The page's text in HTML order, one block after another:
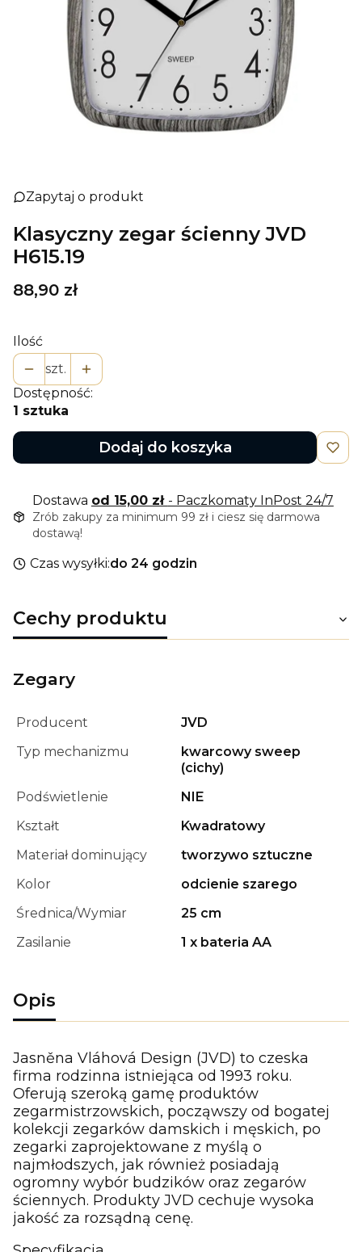
Zapytaj o produkt
Klasyczny zegar ścienny JVD
H615.19
Cena
88,90 zł
Ilość
szt.
Dostępność:
1 sztuka
Dodaj do koszyka
Dostawa od 15,00 zł - Paczkomaty InPost 24/7
Zrób zakupy za minimum 99 zł i ciesz się darmowa
dostawą!
Czas wysyłki:do 24 godzin
Cechy produktu
Zegary
Producent
JVD
Typ mechanizmu
kwarcowy sweep
(cichy)
Podświetlenie
NIE
Kształt
Kwadratowy
Materiał dominujący
tworzywo sztuczne
Kolor
odcienie szarego
Średnica/Wymiar
25 cm
Zasilanie
1 x bateria AA
Opis
Jasněna Vláhová Design (JVD) to czeska
firma rodzinna istniejąca od 1993 roku.
Oferują szeroką gamę produktów
zegarmistrzowskich, począwszy od bogatej
kolekcji zegarków damskich i męskich, po
zegarki zaprojektowane z myślą o
najmłodszych, jak również posiadają
ogromny wybór budzików oraz zegarów
ściennych. Produkty JVD cechuje wysoka
jakość za rozsądną cenę.